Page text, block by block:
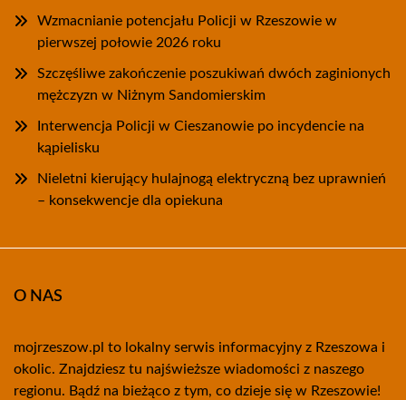
Wzmacnianie potencjału Policji w Rzeszowie w
pierwszej połowie 2026 roku
Szczęśliwe zakończenie poszukiwań dwóch zaginionych
mężczyzn w Niżnym Sandomierskim
Interwencja Policji w Cieszanowie po incydencie na
kąpielisku
Nieletni kierujący hulajnogą elektryczną bez uprawnień
– konsekwencje dla opiekuna
O NAS
mojrzeszow.pl to lokalny serwis informacyjny z Rzeszowa i
okolic. Znajdziesz tu najświeższe wiadomości z naszego
regionu. Bądź na bieżąco z tym, co dzieje się w Rzeszowie!